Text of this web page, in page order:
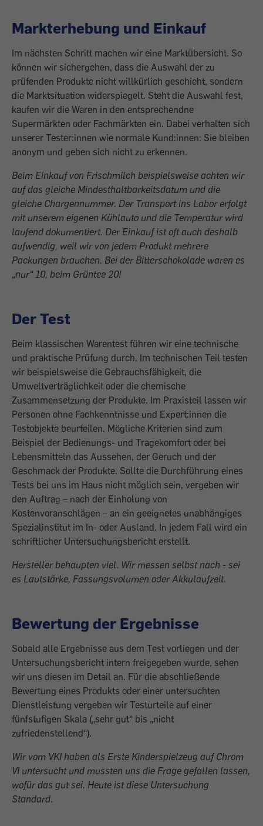
Markterhebung und Einkauf
Im nächsten Schritt machen wir eine Marktübersicht. So
können wir sichergehen, dass die Auswahl der zu
prüfenden Produkte nicht willkürlich geschieht, sondern
die Marktsituation widerspiegelt. Steht die Auswahl fest,
kaufen wir die Waren in den entsprechendne
Supermärkten oder Fachmärkten ein. Dabei verhalten sich
unserer Tester:innen wie normale Kund:innen: Sie bleiben
anonym und geben sich nicht zu erkennen.
Beim Einkauf von Frischmilch beispielsweise achten wir
auf das gleiche Mindesthaltbarkeitsdatum und die
gleiche Chargennummer. Der Transport ins Labor erfolgt
mit unserem eigenen Kühlauto und die Temperatur wird
laufend dokumentiert. Der Einkauf ist oft auch deshalb
aufwendig, weil wir von jedem Produkt mehrere
Packungen brauchen. Bei der Bitterschokolade waren es
„nur“ 10, beim Grüntee 20!
Der Test
Beim klassischen Warentest führen wir eine technische
und praktische Prüfung durch. Im technischen Teil testen
wir beispielsweise die Gebrauchsfähigkeit, die
Umweltverträglichkeit oder die chemische
Zusammensetzung der Produkte. Im Praxisteil lassen wir
Personen ohne Fachkenntnisse und Expert:innen die
Testobjekte beurteilen. Mögliche Kriterien sind zum
Beispiel der Bedienungs- und Tragekomfort oder bei
Lebensmitteln das Aussehen, der Geruch und der
Geschmack der Produkte. Sollte die Durchführung eines
Tests bei uns im Haus nicht möglich sein, vergeben wir
den Auftrag – nach der Einholung von
Kostenvoranschlägen – an ein geeignetes unabhängiges
Spezialinstitut im In- oder Ausland. In jedem Fall wird ein
schriftlicher Untersuchungsbericht erstellt.
Hersteller behaupten viel. Wir messen selbst nach - sei
es Lautstärke, Fassungsvolumen oder Akkulaufzeit.
Bewertung der Ergebnisse
Sobald alle Ergebnisse aus dem Test vorliegen und der
Untersuchungsbericht intern freigegeben wurde, sehen
wir uns diesen im Detail an. Für die abschließende
Bewertung eines Produkts oder einer untersuchten
Dienstleistung vergeben wir Testurteile auf einer
fünfstufigen Skala („sehr gut“ bis „nicht
zufriedenstellend“).
Wir vom VKI haben als Erste Kinderspielzeug auf Chrom
VI untersucht und mussten uns die Frage gefallen lassen,
wofür das gut sei. Heute ist diese Untersuchung
Standard.